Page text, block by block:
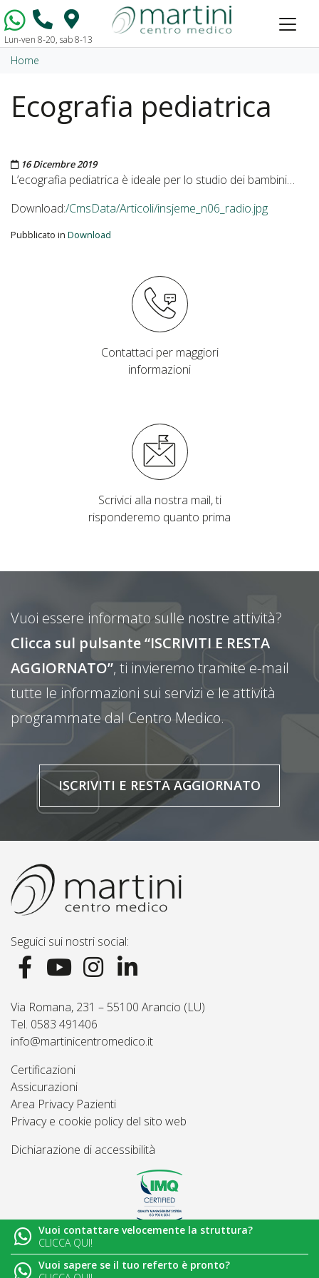
Vai al contenuto
Lun-ven 8-20, sab 8-13
Home
Ecografia pediatrica
Pubblicato il
16 Dicembre 2019
L’ecografia pediatrica è ideale per lo studio dei bambini…
Download:/CmsData/Articoli/insjeme_n06_radio.jpg
Pubblicato in Download
Contattaci per maggiori
informazioni
Scrivici alla nostra mail, ti
risponderemo quanto prima
Vuoi essere informato sulle nostre attività?
Clicca sul pulsante “ISCRIVITI E RESTA
AGGIORNATO”, ti invieremo tramite e-mail
tutte le informazioni sui servizi e le attività
programmate dal Centro Medico.
ISCRIVITI E RESTA AGGIORNATO
Seguici sui nostri social:
Via Romana, 231 – 55100 Arancio (LU)
Tel. 0583 491406
info@martinicentromedico.it
Certificazioni
Assicurazioni
Area Privacy Pazienti
Privacy e cookie policy del sito web
Dichiarazione di accessibilità
© 2026Martini Centro Medico - Lucca
Vuoi contattare velocemente la struttura?
CLICCA QUI!
Vuoi sapere se il tuo referto è pronto?